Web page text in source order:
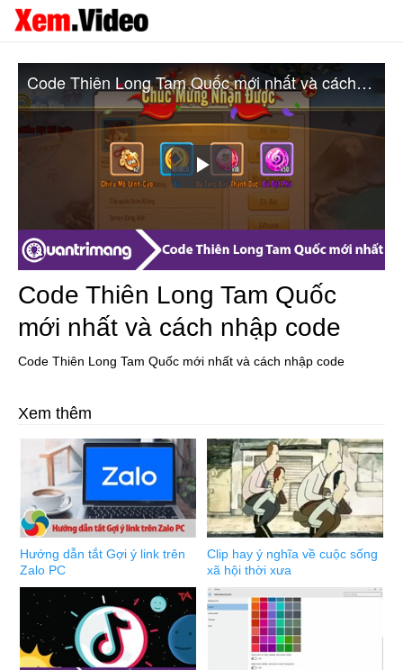
Play
Video
Code Thiên Long Tam Quốc mới nhất và cách nhập code
Code Thiên Long Tam Quốc
mới nhất và cách nhập code
Code Thiên Long Tam Quốc mới nhất và cách nhập code
Xem thêm
Hướng dẫn tắt Gợi ý link trên
Zalo PC
Clip hay ý nghĩa về cuộc sống
xã hội thời xưa